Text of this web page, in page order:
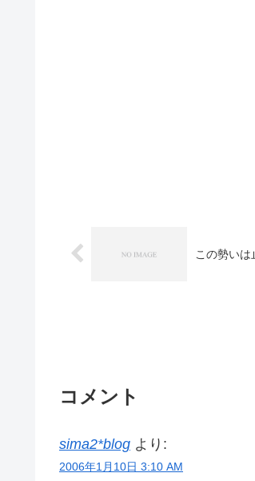
この勢いは
コメント
sima2*blog より:
2006年1月10日 3:10 AM